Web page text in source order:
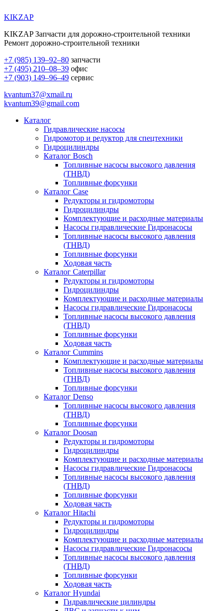
KIKZAP
KIKZAP Запчасти для дорожно-строительной техники
Ремонт дорожно-строительной техники
+7 (985) 139–92–80 запчасти
+7 (495) 210–08–39 офис
+7 (903) 149–96–49 сервис
kvantum37@xmail.ru
kvantum39@gmail.com
Каталог
Гидравлические насосы
Гидромотор и редуктор для спецтехники
Гидроцилиндры
Каталог Bosch
Топливные насосы высокого давления
(ТНВД)
Топливные форсунки
Каталог Case
Редукторы и гидромоторы
Гидроцилиндры
Комплектующие и расходные материалы
Насосы гидравлические Гидронасосы
Топливные насосы высокого давления
(ТНВД)
Топливные форсунки
Ходовая часть
Каталог Caterpillar
Редукторы и гидромоторы
Гидроцилиндры
Комплектующие и расходные материалы
Насосы гидравлические Гидронасосы
Топливные насосы высокого давления
(ТНВД)
Топливные форсунки
Ходовая часть
Каталог Cummins
Комплектующие и расходные материалы
Топливные насосы высокого давления
(ТНВД)
Топливные форсунки
Каталог Denso
Топливные насосы высокого давления
(ТНВД)
Топливные форсунки
Каталог Doosan
Редукторы и гидромоторы
Гидроцилиндры
Комплектующие и расходные материалы
Насосы гидравлические Гидронасосы
Топливные насосы высокого давления
(ТНВД)
Топливные форсунки
Ходовая часть
Каталог Hitachi
Редукторы и гидромоторы
Гидроцилиндры
Комплектующие и расходные материалы
Насосы гидравлические Гидронасосы
Топливные насосы высокого давления
(ТНВД)
Топливные форсунки
Ходовая часть
Каталог Hyundai
Гидравлические цилиндры